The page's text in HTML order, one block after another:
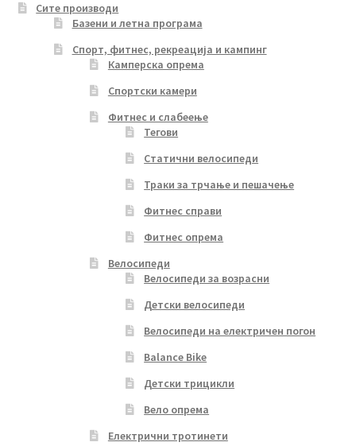
Сите производи
Базени и летна програма
Спорт, фитнес, рекреација и кампинг
Камперска опрема
Спортски камери
Фитнес и слабеење
Тегови
Статични велосипеди
Траки за трчање и пешачење
Фитнес справи
Фитнес опрема
Велосипеди
Велосипеди за возрасни
Детски велосипеди
Велосипеди на електричен погон
Balance Bike
Детски трицикли
Вело опрема
Електрични тротинети